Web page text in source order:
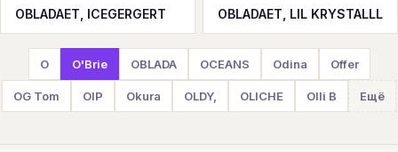
OBLADAET, ICEGERGERT OBLADAET, LIL KRYSTALLL
O O'Brie OBLADA OCEANS Odina Offer
OG Tom OIP Okura OLDY, OLICHE Olli B Ещё